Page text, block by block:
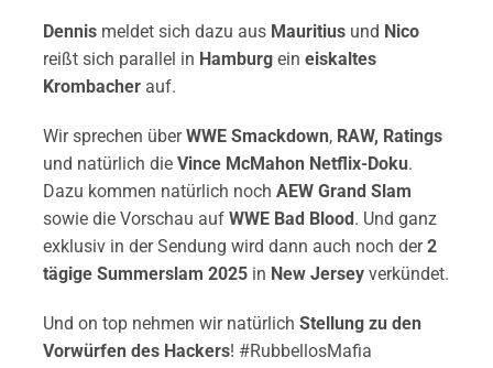
Dennismeldet sich dazu aus Mauritiusund Nico
reißt sich parallel in Hamburgein eiskaltes
Krombacherauf.
Wir sprechen überWWE Smackdown, RAW, Ratings
und natürlich die Vince McMahon Netflix-Doku.
Dazu kommen natürlich noch AEW Grand Slam
sowie die Vorschau auf WWE Bad Blood. Und ganz
exklusiv in der Sendung wird dann auch noch der2
tägige Summerslam 2025in New Jerseyverkündet.
Und on top nehmen wir natürlich Stellung zu den
Vorwürfen des Hackers! #RubbellosMafia